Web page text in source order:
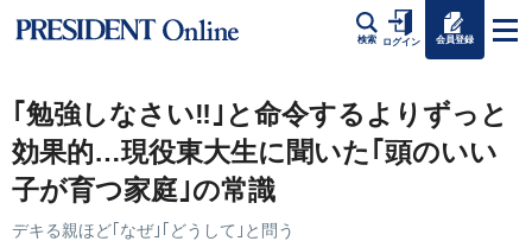
検索 ログイン 会員登録
｢勉強しなさい‼｣と命令するよりずっと
効果的…現役東大生に聞いた｢頭のいい
子が育つ家庭｣の常識
デキる親ほど｢なぜ｣｢どうして｣と問う